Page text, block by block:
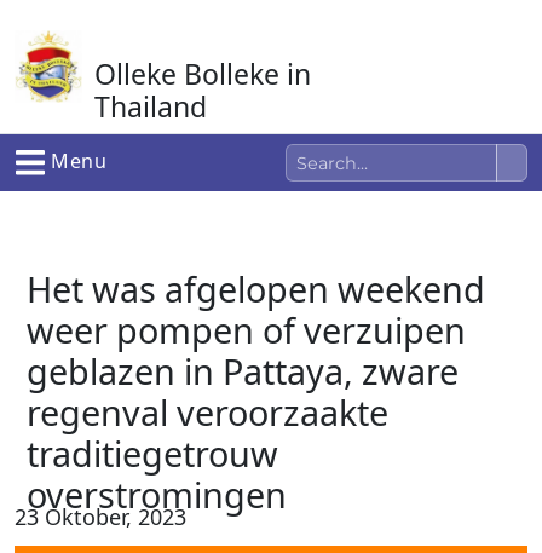
naar
de
inhoud
Olleke Bolleke in
Thailand
In Thailand
Menu
Het was afgelopen weekend
weer pompen of verzuipen
geblazen in Pattaya, zware
regenval veroorzaakte
traditiegetrouw
overstromingen
23 Oktober, 2023